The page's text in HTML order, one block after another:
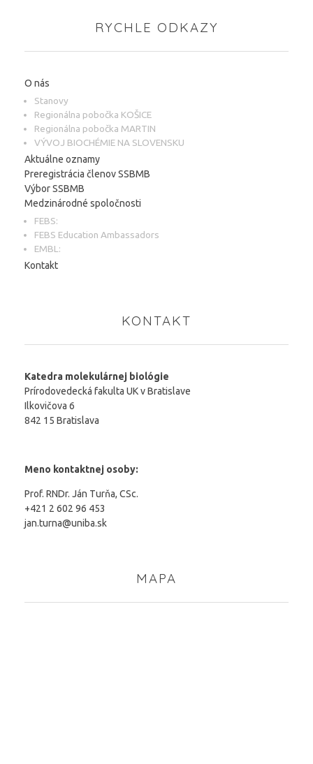
RYCHLE ODKAZY
O nás
Stanovy
Regionálna pobočka KOŠICE
Regionálna pobočka MARTIN
VÝVOJ BIOCHÉMIE NA SLOVENSKU
Aktuálne oznamy
Preregistrácia členov SSBMB
Výbor SSBMB
Medzinárodné spoločnosti
FEBS:
FEBS Education Ambassadors
EMBL:
Kontakt
KONTAKT
Katedra molekulárnej biológie
Prírodovedecká fakulta UK v Bratislave
Ilkovičova 6
842 15 Bratislava
Meno kontaktnej osoby:
Prof. RNDr. Ján Turňa, CSc.
+421 2 602 96 453
jan.turna@uniba.sk
MAPA